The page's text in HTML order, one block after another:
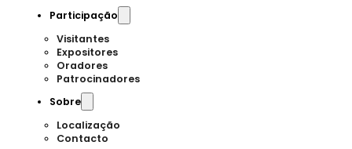
Participação
Visitantes
Expositores
Oradores
Patrocinadores
Sobre
Localização
Contacto